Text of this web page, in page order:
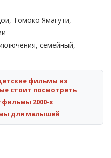
Томоко Ямагути,
семейный,
фильмы из
стоит посмотреть
2000-х
для малышей